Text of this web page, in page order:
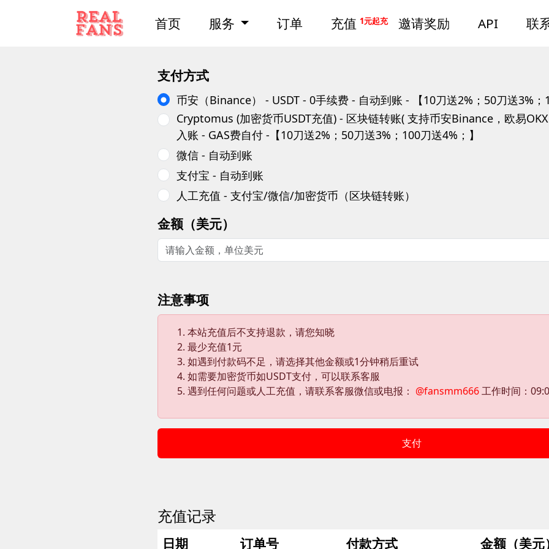
首页 服务 订单 充值 1元起充 邀请奖励 API 联
支付方式
币安（Binance） - USDT - 0手续费 - 自动到账 - 【10刀送2%；50刀送3%；
Cryptomus (加密货币USDT充值) - 区块链转账( 支持币安Binance，欧易
入账 - GAS费自付 -【10刀送2%；50刀送3%；100刀送4%；】
微信 - 自动到账
支付宝 - 自动到账
人工充值 - 支付宝/微信/加密货币（区块链转账）
金额（美元）
注意事项
本站充值后不支持退款，请您知晓
最少充值1元
如遇到付款码不足，请选择其他金额或1分钟稍后重试
如需要加密货币如USDT支付，可以联系客服
遇到任何问题或人工充值，请联系客服微信或电报： @fansmm666工作时间：
支付
充值记录
日期 订单号 付款方式 金额（美元